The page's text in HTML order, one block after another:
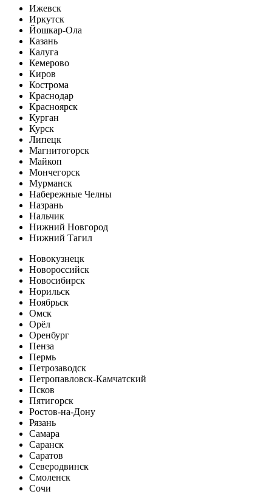
Ижевск
Иркутск
Йошкар-Ола
Казань
Калуга
Кемерово
Киров
Кострома
Краснодар
Красноярск
Курган
Курск
Липецк
Магнитогорск
Майкоп
Мончегорск
Мурманск
Набережные Челны
Назрань
Нальчик
Нижний Новгород
Нижний Тагил
Новокузнецк
Новороссийск
Новосибирск
Норильск
Ноябрьск
Омск
Орёл
Оренбург
Пенза
Пермь
Петрозаводск
Петропавловск-Камчатский
Псков
Пятигорск
Ростов-на-Дону
Рязань
Самара
Саранск
Саратов
Северодвинск
Смоленск
Сочи